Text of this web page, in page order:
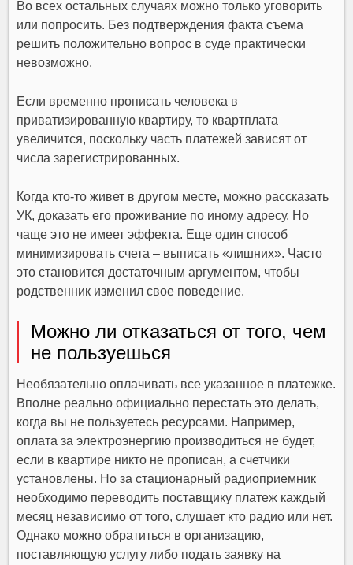
Во всех остальных случаях можно только уговорить
или попросить. Без подтверждения факта съема
решить положительно вопрос в суде практически
невозможно.
Если временно прописать человека в
приватизированную квартиру, то квартплата
увеличится, поскольку часть платежей зависят от
чиcла зарегистрированных.
Когда кто-то живет в другом месте, можно рассказать
УК, доказать его проживание по иному адресу. Но
чаще это не имеет эффекта. Еще один способ
минимизировать счета – выписать «лишних». Часто
это становится достаточным аргументом, чтобы
родственник изменил свое поведение.
Можно ли отказаться от того, чем
не пользуешься
Необязательно оплачивать все указанное в платежке.
Вполне реально официально перестать это делать,
когда вы не пользуетесь ресурсами. Например,
оплата за электроэнергию производиться не будет,
если в квартире никто не прописан, а счетчики
установлены. Но за стационарный радиоприемник
необходимо переводить поставщику платеж каждый
месяц независимо от того, слушает кто радио или нет.
Однако можно обратиться в организацию,
поставляющую услугу либо подать заявку на